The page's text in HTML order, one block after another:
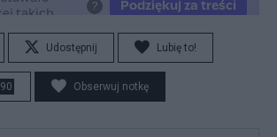
Udostępnij Lubię to!
90 Obserwuj notkę